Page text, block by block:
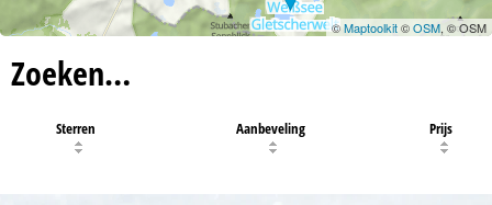
©Maptoolkit©OSM, © OSM
Zoeken…
Sterren Aanbeveling Prijs